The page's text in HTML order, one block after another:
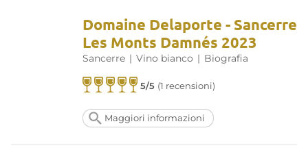
Domaine Delaporte - Sancerre
Les Monts Damnés 2023
Sancerre | Vino bianco | Biografia
5/5 (1 recensioni)
Maggiori informazioni